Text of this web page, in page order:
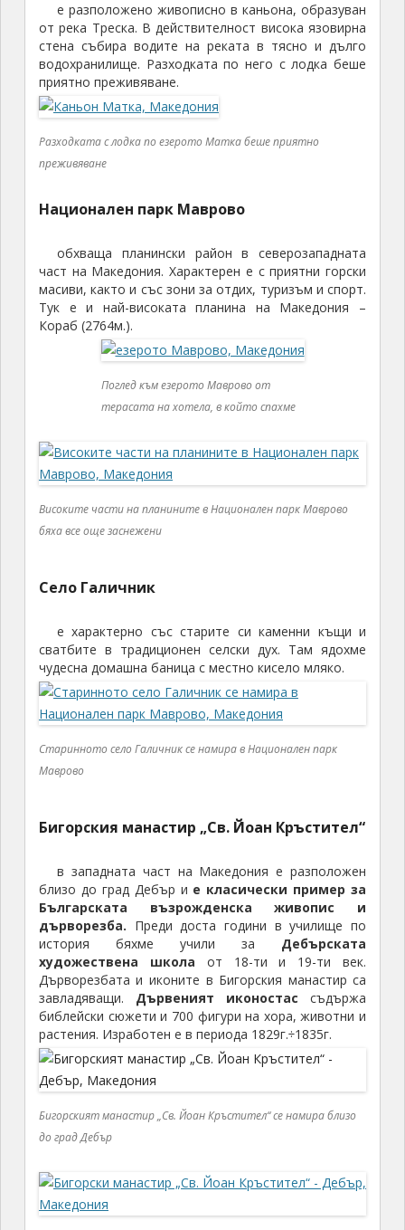
е разположено живописно в каньона, образуван
от река Треска. В действителност висока язовирна
стена събира водите на реката в тясно и дълго
водохранилище. Разходката по него с лодка беше
приятно преживяване.
Разходката с лодка по езерото Матка беше приятно
преживяване
Национален парк Маврово
обхваща планински район в северозападната
част на Македония. Характерен е с приятни горски
масиви, както и със зони за отдих, туризъм и спорт.
Тук е и най-високата планина на Македония –
Кораб (2764м.).
Поглед към езерото Маврово от
терасата на хотела, в който спахме
Високите части на планините в Национален парк Маврово
бяха все още заснежени
Село Галичник
е характерно със старите си каменни къщи и
сватбите в традиционен селски дух. Там ядохме
чудесна домашна баница с местно кисело мляко.
Старинното село Галичник се намира в Национален парк
Маврово
Бигорския манастир „Св. Йоан Кръстител“
в западната част на Македония е разположен
близо до град Дебър и е класически пример за
Българската възрожденска живопис и
дърворезба. Преди доста години в училище по
история бяхме учили за Дебърската
художествена школа от 18-ти и 19-ти век.
Дърворезбата и иконите в Бигорския манастир са
завладяващи. Дървеният иконостассъдържа
библейски сюжети и 700 фигури на хора, животни и
растения. Изработен е в периода 1829г.÷1835г.
Бигорският манастир „Св. Йоан Кръстител“ се намира близо
до град Дебър